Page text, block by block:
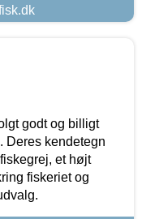
godt og billigt
Deres kendetegn
et højt
fiskeriet og